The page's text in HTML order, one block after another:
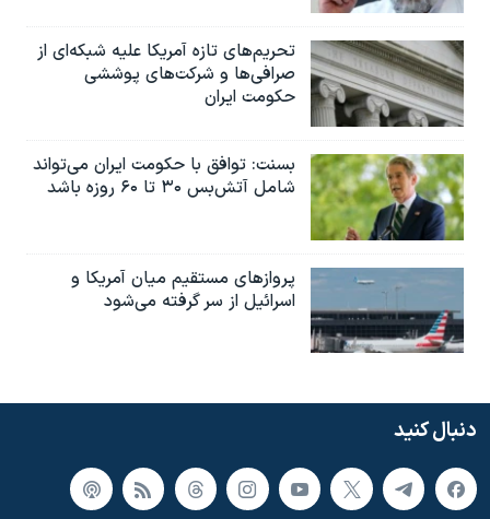
تحریم‌های تازه آمریکا علیه شبکه‌ای از
صرافی‌ها و شرکت‌های پوششی
حکومت ایران
بسنت: توافق با حکومت ایران می‌تواند
شامل آتش‌بس ۳۰ تا ۶۰ روزه باشد
پروازهای مستقیم میان آمریکا و
اسرائیل از سر گرفته می‌شود
دنبال کنید